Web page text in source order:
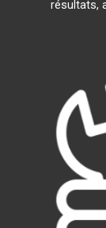
résultats,